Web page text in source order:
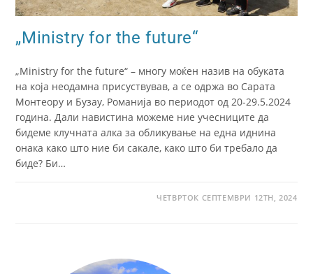
„Ministry for the future“
„Ministry for the future“ – многу моќен назив на обуката
на која неодамна присуствував, а се одржа во Сарата
Монтеору и Бузау, Романија во периодот од 20-29.5.2024
година. Дали навистина можеме ние учесниците да
бидеме клучната алка за обликување на една иднина
онака како што ние би сакале, како што би требало да
биде? Би…
ЧЕТВРТОК СЕПТЕМВРИ 12TH, 2024